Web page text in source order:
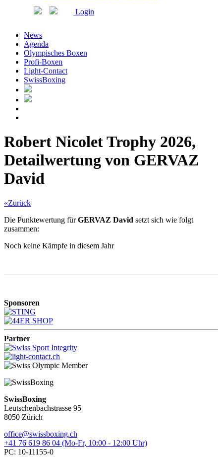
Login
News
Agenda
Olympisches Boxen
Profi-Boxen
Light-Contact
SwissBoxing
Robert Nicolet Trophy 2026,
Detailwertung von GERVAZ
David
«Zurück
Die Punktewertung fürGERVAZ David setzt sich wie folgt
zusammen:
Noch keine Kämpfe in diesem Jahr
Sponsoren
Partner
SwissBoxing
Leutschenbachstrasse 95
8050 Zürich
office@swissboxing.ch
+41 76 619 86 04 (Mo-Fr, 10:00 - 12:00 Uhr)
PC: 10-11155-0